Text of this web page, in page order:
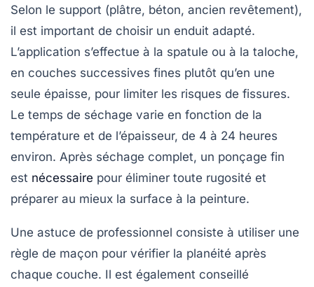
Selon le support (plâtre, béton, ancien revêtement),
il est important de choisir un enduit adapté.
L’application s’effectue à la spatule ou à la taloche,
en couches successives fines plutôt qu’en une
seule épaisse, pour limiter les risques de fissures.
Le temps de séchage varie en fonction de la
température et de l’épaisseur, de 4 à 24 heures
environ. Après séchage complet, un ponçage fin
est nécessaire pour éliminer toute rugosité et
préparer au mieux la surface à la peinture.
Une astuce de professionnel consiste à utiliser une
règle de maçon pour vérifier la planéité après
chaque couche. Il est également conseillé